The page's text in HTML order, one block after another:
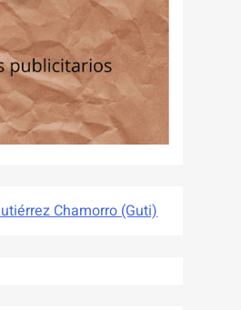
Chamorro (Guti)